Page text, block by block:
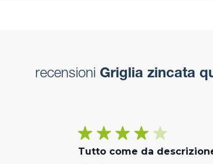
recensioni Griglia zincata
Tutto come da